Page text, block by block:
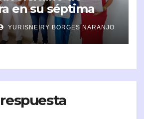
en su séptima
de graduados
YURISNEIRY BORGES NARANJO